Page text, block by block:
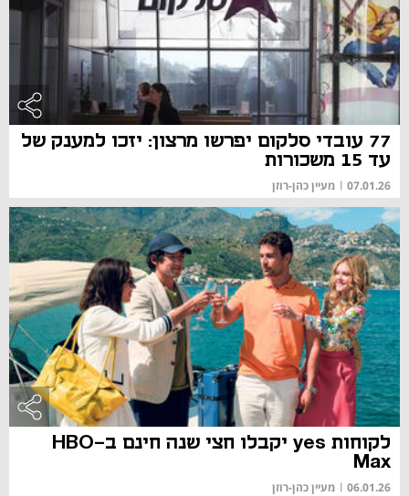
77 עובדי סלקום יפרשו מרצון: יזכו למענק של
עד 15 משכורות
07.01.26
| מעיין כהן-רוזן
לקוחות yes יקבלו חצי שנה חינם ב-HBO
Max
06.01.26
| מעיין כהן-רוזן